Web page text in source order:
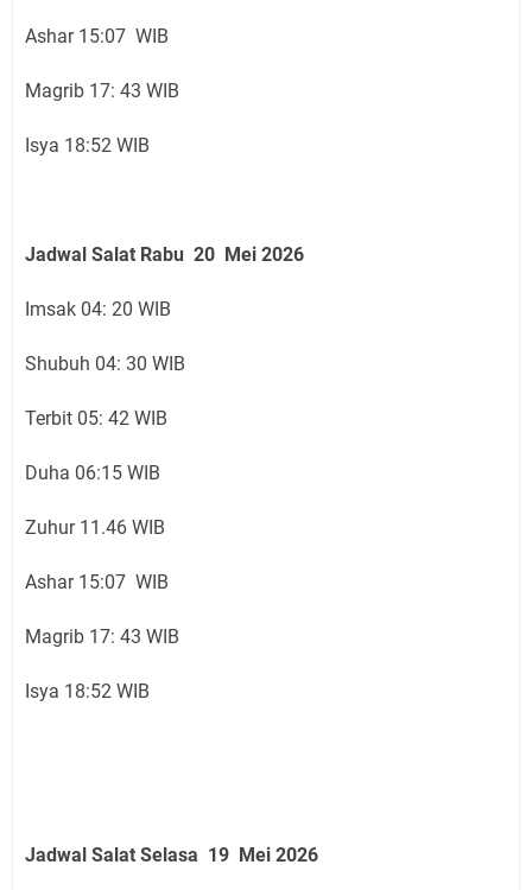
Ashar 15:07 WIB
Magrib 17: 43 WIB
Isya 18:52 WIB
Jadwal Salat Rabu 20 Mei 2026
Imsak 04: 20 WIB
Shubuh 04: 30 WIB
Terbit 05: 42 WIB
Duha 06:15 WIB
Zuhur 11.46 WIB
Ashar 15:07 WIB
Magrib 17: 43 WIB
Isya 18:52 WIB
Jadwal Salat Selasa 19 Mei 2026